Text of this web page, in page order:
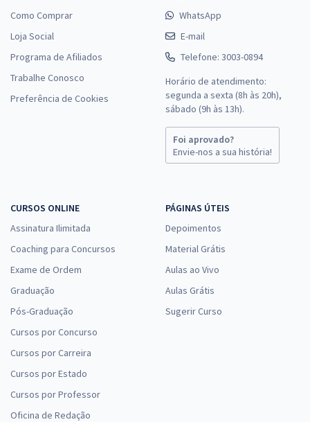
Como Comprar
Loja Social
Programa de Afiliados
Trabalhe Conosco
Preferência de Cookies
WhatsApp
E-mail
Telefone: 3003-0894
Horário de atendimento:
segunda a sexta (8h às 20h),
sábado (9h às 13h).
Foi aprovado?
Envie-nos a sua história!
CURSOS ONLINE
Assinatura Ilimitada
Coaching para Concursos
Exame de Ordem
Graduação
Pós-Graduação
Cursos por Concurso
Cursos por Carreira
Cursos por Estado
Cursos por Professor
Oficina de Redação
PÁGINAS ÚTEIS
Depoimentos
Material Grátis
Aulas ao Vivo
Aulas Grátis
Sugerir Curso